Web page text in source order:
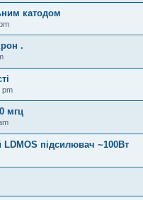
катодом
.
pm
мгц
підсилювач ~100Вт